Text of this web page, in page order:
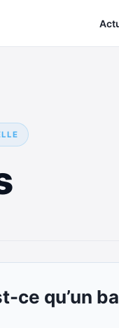
ce qu’un